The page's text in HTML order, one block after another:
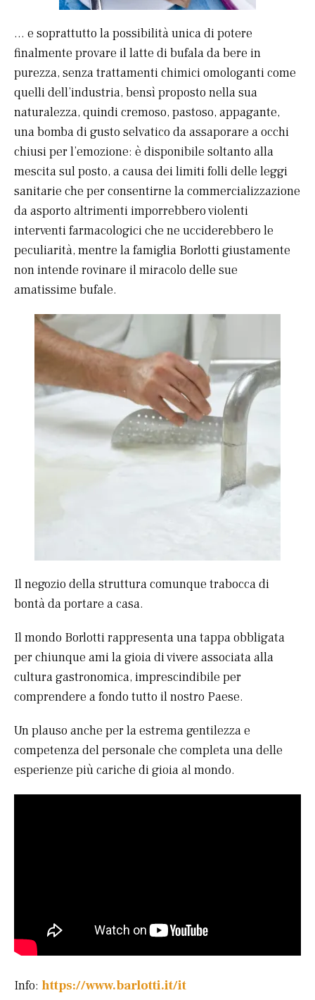
… e soprattutto la possibilità unica di potere
finalmente provare il latte di bufala da bere in
purezza, senza trattamenti chimici omologanti come
quelli dell’industria, bensì proposto nella sua
naturalezza, quindi cremoso, pastoso, appagante,
una bomba di gusto selvatico da assaporare a occhi
chiusi per l’emozione: è disponibile soltanto alla
mescita sul posto, a causa dei limiti folli delle leggi
sanitarie che per consentirne la commercializzazione
da asporto altrimenti imporrebbero violenti
interventi farmacologici che ne ucciderebbero le
peculiarità, mentre la famiglia Borlotti giustamente
non intende rovinare il miracolo delle sue
amatissime bufale.
Il negozio della struttura comunque trabocca di
bontà da portare a casa.
Il mondo Borlotti rappresenta una tappa obbligata
per chiunque ami la gioia di vivere associata alla
cultura gastronomica, imprescindibile per
comprendere a fondo tutto il nostro Paese.
Un plauso anche per la estrema gentilezza e
competenza del personale che completa una delle
esperienze più cariche di gioia al mondo.
Info: https://www.barlotti.it/it